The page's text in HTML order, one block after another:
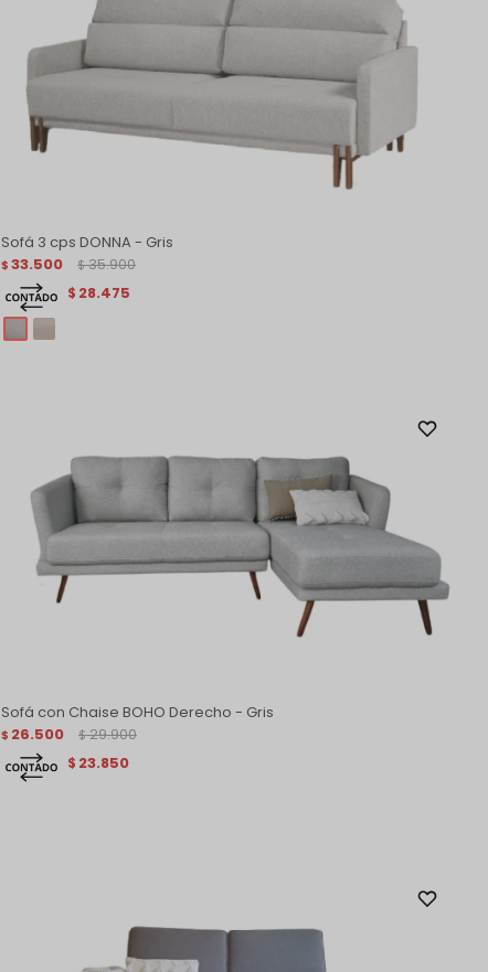
Sofá 3 cps DONNA - Gris
$ 33.500 $ 35.900
$ 28.475
Sofá con Chaise BOHO Derecho - Gris
$ 26.500 $ 29.900
$ 23.850